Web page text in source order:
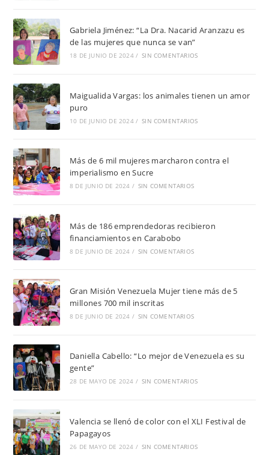
Gabriela Jiménez: “La Dra. Nacarid Aranzazu es
de las mujeres que nunca se van”
18 DE JUNIO DE 2024 / SIN COMENTARIOS
Maigualida Vargas: los animales tienen un amor
puro
10 DE JUNIO DE 2024 / SIN COMENTARIOS
Más de 6 mil mujeres marcharon contra el
imperialismo en Sucre
8 DE JUNIO DE 2024 / SIN COMENTARIOS
Más de 186 emprendedoras recibieron
financiamientos en Carabobo
8 DE JUNIO DE 2024 / SIN COMENTARIOS
Gran Misión Venezuela Mujer tiene más de 5
millones 700 mil inscritas
8 DE JUNIO DE 2024 / SIN COMENTARIOS
Daniella Cabello: “Lo mejor de Venezuela es su
gente”
28 DE MAYO DE 2024 / SIN COMENTARIOS
Valencia se llenó de color con el XLI Festival de
Papagayos
26 DE MAYO DE 2024 / SIN COMENTARIOS